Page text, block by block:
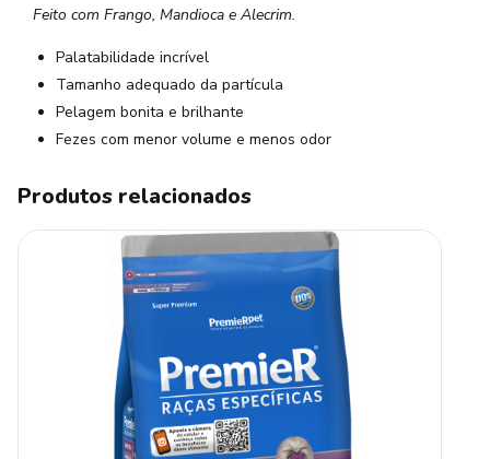
Feito com Frango, Mandioca e Alecrim.
Palatabilidade incrível
Tamanho adequado da partícula
Pelagem bonita e brilhante
Fezes com menor volume e menos odor
Produtos relacionados